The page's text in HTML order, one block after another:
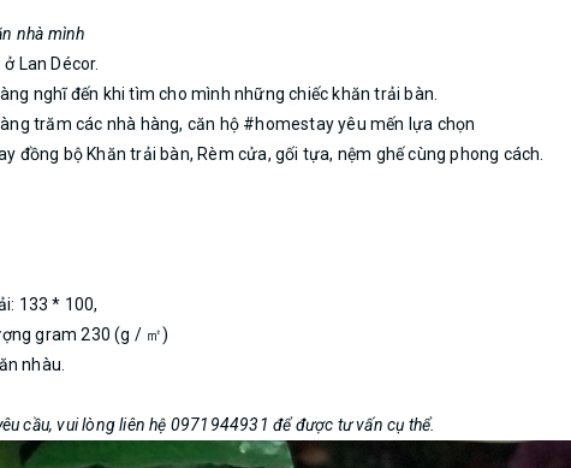
nhà mình
Lan Décor.
nghĩ đến khi tìm cho mình những chiếc khăn trải bàn.
trăm các nhà hàng, căn hộ #homestay yêu mến lựa chọn
đồng bộ Khăn trải bàn, Rèm cửa, gối tựa, nệm ghế cùng phong cách.
133 * 100,
gram 230 (g / ㎡)
nhàu.
cầu, vui lòng liên hệ 0971944931 để được tư vấn cụ thể.